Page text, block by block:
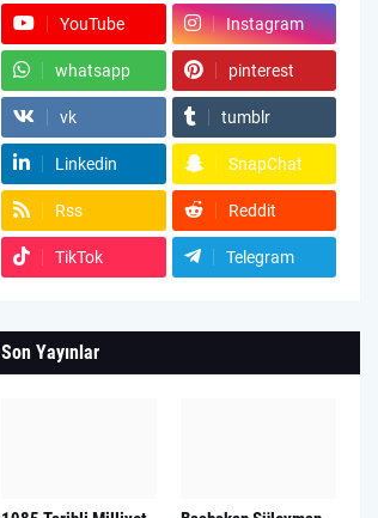
YouTube Instagram
whatsapp pinterest
vk tumblr
Linkedin SnapChat
Rss Reddit
TikTok Telegram
Son Yayınlar